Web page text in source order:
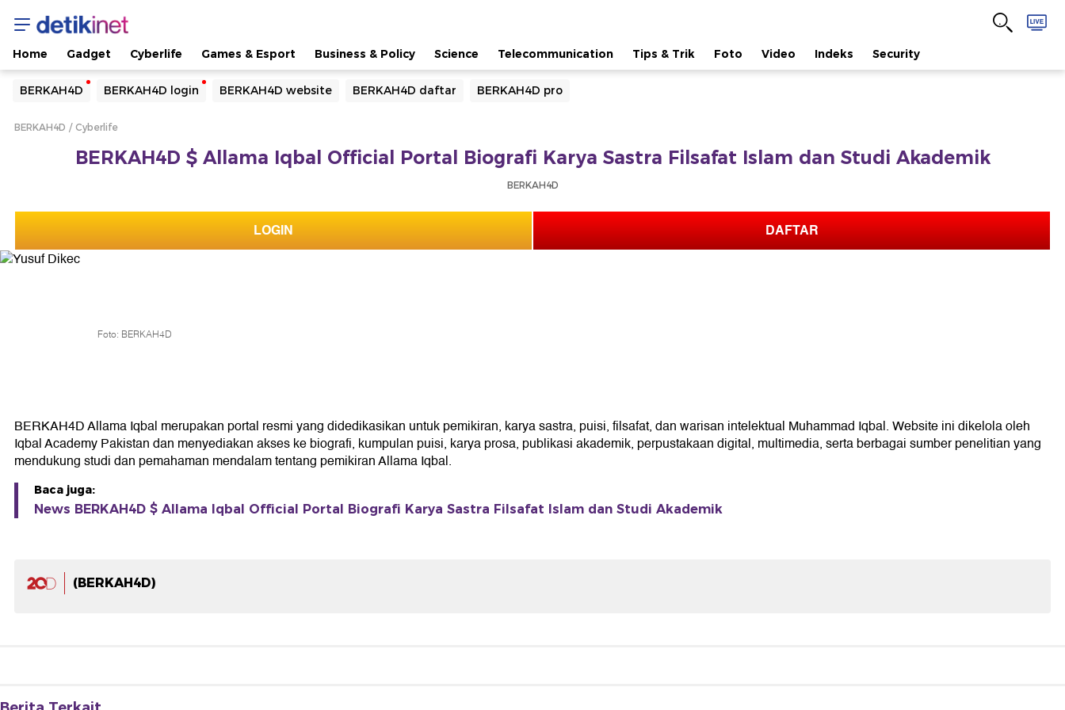
Home Gadget Cyberlife Games & Esport Business & Policy Science Telecommunication Tips & Trik Foto Video Indeks Security
BERKAH4D BERKAH4D login BERKAH4D website BERKAH4D daftar BERKAH4D pro
Yang sedang ramai dicari
Loading...
BERKAH4D Cyberlife
BERKAH4D $ Allama Iqbal Official Portal Biografi Karya Sastra Filsafat Islam dan Studi Akademik
BERKAH4D
LOGIN DAFTAR
Foto: BERKAH4D
BERKAH4D Allama Iqbal merupakan portal resmi yang didedikasikan untuk pemikiran, karya sastra, puisi, filsafat, dan warisan intelektual Muhammad Iqbal. Website ini dikelola oleh
Iqbal Academy Pakistan dan menyediakan akses ke biografi, kumpulan puisi, karya prosa, publikasi akademik, perpustakaan digital, multimedia, serta berbagai sumber penelitian yang
mendukung studi dan pemahaman mendalam tentang pemikiran Allama Iqbal.
Baca juga:
News BERKAH4D $ Allama Iqbal Official Portal Biografi Karya Sastra Filsafat Islam dan Studi Akademik
(BERKAH4D)